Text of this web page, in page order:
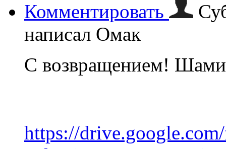
Комментировать
написал Омак
С возвращением!
https://